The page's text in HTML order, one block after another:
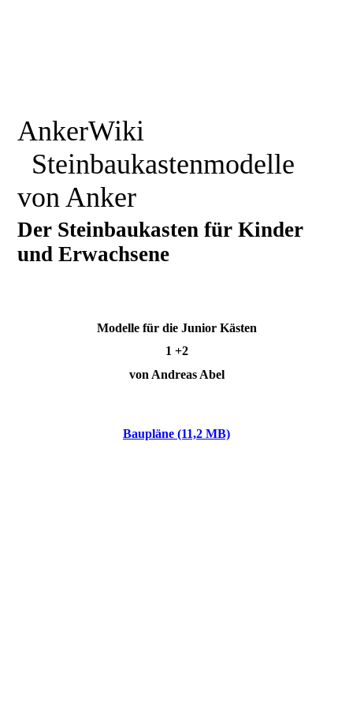
AnkerWiki
Steinbaukastenmodelle
von Anker
Der Steinbaukasten für Kinder
und Erwachsene
Modelle für die Junior Kästen
1 +2
von Andreas Abel
Baupläne (11,2 MB)